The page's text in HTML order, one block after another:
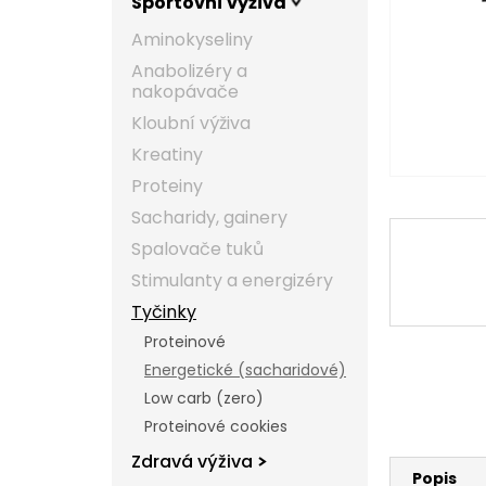
Aminokyseliny
Anabolizéry a
nakopávače
Kloubní výživa
Kreatiny
Proteiny
Sacharidy, gainery
Spalovače tuků
Stimulanty a energizéry
Tyčinky
Proteinové
Energetické (sacharidové)
Low carb (zero)
Proteinové cookies
Zdravá výživa
Popis